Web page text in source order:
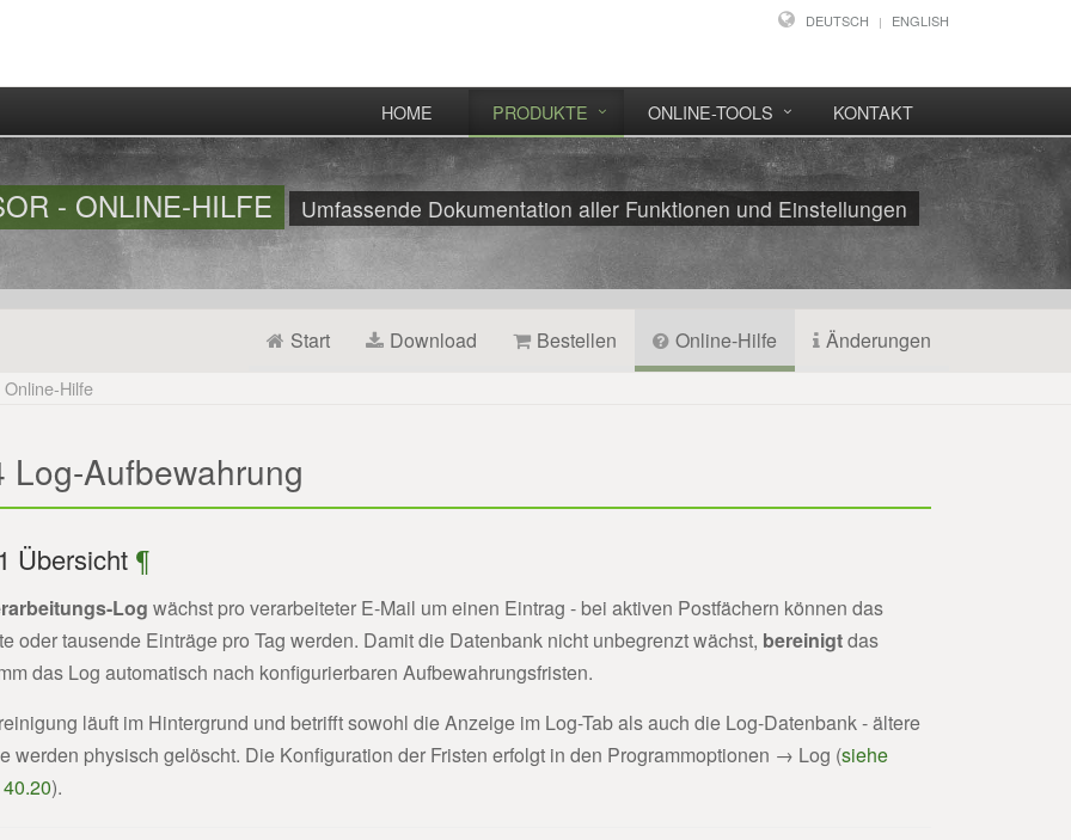
DEUTSCH ENGLISH
HOME PRODUKTE ONLINE-TOOLS KONTAKT
- ONLINE-HILFE Umfassende Dokumentation aller Funktionen und Einstellungen
Start Download Bestellen Online-Hilfe Änderungen
Online-Hilfe
Log-Aufbewahrung
Übersicht ¶
Log wächst pro verarbeiteter E-Mail um einen Eintrag - bei aktiven Postfächern können das
oder tausende Einträge pro Tag werden. Damit die Datenbank nicht unbegrenzt wächst, bereinigtdas
das Log automatisch nach konfigurierbaren Aufbewahrungsfristen.
läuft im Hintergrund und betrifft sowohl die Anzeige im Log-Tab als auch die Log-Datenbank - ältere
werden physisch gelöscht. Die Konfiguration der Fristen erfolgt in den Programmoptionen → Log (siehe
).